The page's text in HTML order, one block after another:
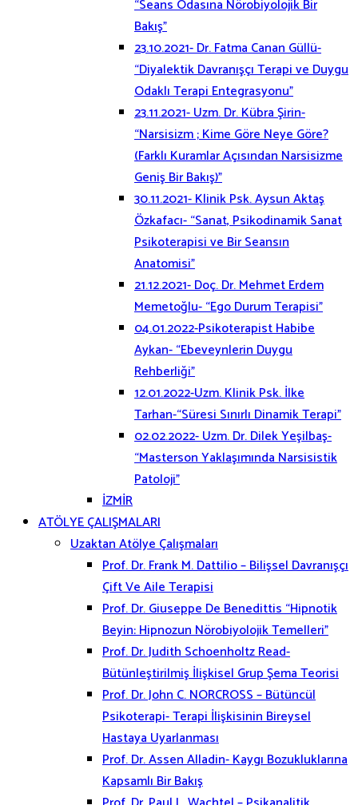
“Seans Odasına Nörobiyolojik Bir
Bakış”
23.10.2021- Dr. Fatma Canan Güllü-
“Diyalektik Davranışçı Terapi ve Duygu
Odaklı Terapi Entegrasyonu”
23.11.2021- Uzm. Dr. Kübra Şirin-
“Narsisizm ; Kime Göre Neye Göre?
(Farklı Kuramlar Açısından Narsisizme
Geniş Bir Bakış)”
30.11.2021- Klinik Psk. Aysun Aktaş
Özkafacı- “Sanat, Psikodinamik Sanat
Psikoterapisi ve Bir Seansın
Anatomisi”
21.12.2021- Doç. Dr. Mehmet Erdem
Memetoğlu- “Ego Durum Terapisi”
04.01.2022-Psikoterapist Habibe
Aykan- “Ebeveynlerin Duygu
Rehberliği”
12.01.2022-Uzm. Klinik Psk. İlke
Tarhan-“Süresi Sınırlı Dinamik Terapi”
02.02.2022- Uzm. Dr. Dilek Yeşilbaş-
“Masterson Yaklaşımında Narsisistik
Patoloji”
İZMİR
ATÖLYE ÇALIŞMALARI
Uzaktan Atölye Çalışmaları
Prof. Dr. Frank M. Dattilio – Bilişsel Davranışçı
Çift Ve Aile Terapisi
Prof. Dr. Giuseppe De Benedittis “Hipnotik
Beyin: Hipnozun Nörobiyolojik Temelleri”
Prof. Dr. Judith Schoenholtz Read-
Bütünleştirilmiş İlişkisel Grup Şema Teorisi
Prof. Dr. John C. NORCROSS – Bütüncül
Psikoterapi- Terapi İlişkisinin Bireysel
Hastaya Uyarlanması
Prof. Dr. Assen Alladin- Kaygı Bozukluklarına
Kapsamlı Bir Bakış